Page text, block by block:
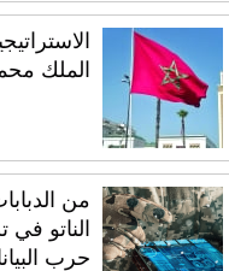
الملك
من
الناتو في
حرب